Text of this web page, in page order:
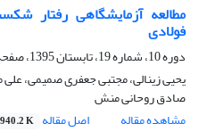
مطالعه آزمایشگاهی رفتار
فولادی
دوره 10، شماره 19، تابستان 1395، صفحه
یحیی زینالی، مجتبی جعفری صمیمی،
صادق روحانی منش
مشاهده مقاله
اصل مقاله 940.2 K